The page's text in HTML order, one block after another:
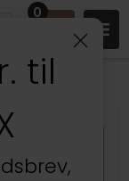
0
Metal urtepotter &
til